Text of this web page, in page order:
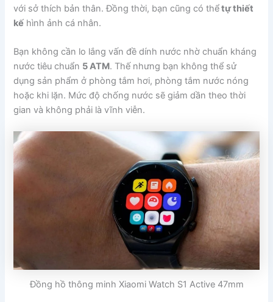
với sở thích bản thân. Đồng thời, bạn cũng có thểtự thiết
kế hình ảnh cá nhân.
Bạn không cần lo lắng vấn đề dính nước nhờ chuẩn kháng
nước tiêu chuẩn 5 ATM. Thế nhưng bạn không thể sử
dụng sản phẩm ở phòng tắm hơi, phòng tắm nước nóng
hoặc khi lặn. Mức độ chống nước sẽ giảm dần theo thời
gian và không phải là vĩnh viễn.
Đồng hồ thông minh Xiaomi Watch S1 Active 47mm